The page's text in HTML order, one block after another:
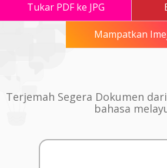
Tukar PDF ke JPG
Mampatkan
Terjemah Segera Dokumen
bahasa